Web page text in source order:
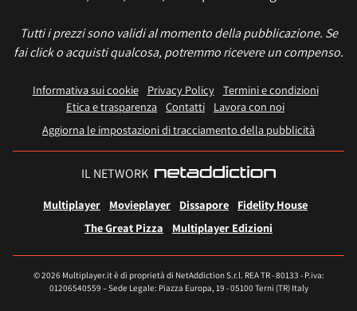
Tutti i prezzi sono validi al momento della pubblicazione. Se
fai click o acquisti qualcosa, potremmo ricevere un compenso.
Informativa sui cookie Privacy Policy
Termini e condizioni
Etica e trasparenza Contatti
Lavora con noi
Aggiorna le impostazioni di tracciamento della pubblicità
IL NETWORK
Multiplayer Movieplayer Dissapore
Fidelity House
The Great Pizza
Multiplayer Edizioni
© 2026 Multiplayer.it è di proprietà di NetAddiction S.r.l. REA TR - 80133 - P.iva:
01206540559 – Sede Legale: Piazza Europa, 19 - 05100 Terni (TR) Italy